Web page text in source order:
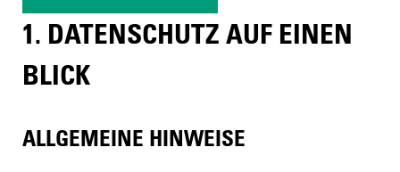
1. DATENSCHUTZ AUF EINEN
BLICK
ALLGEMEINE HINWEISE